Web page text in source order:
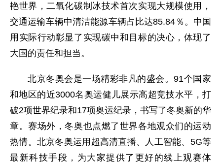
艳世界，二氧化碳制冰技术首次实现大规模使用，
交通运输车辆中清洁能源车辆占比达85.84％。中国
用实际行动彰显了实现碳中和目标的决心，体现了
大国的责任和担当。
北京冬奥会是一场精彩非凡的盛会。91个国家
和地区的近3000名奥运健儿展示高超竞技水平，打
破2项世界纪录和17项奥运纪录，书写了冬奥新的华
章。赛场外，冬奥也点燃了世界各地观众们的运动
热情。北京冬奥运用超高清直播、人工智能、5G等
最新科技手段，为大家提供了更好的线上观赛体